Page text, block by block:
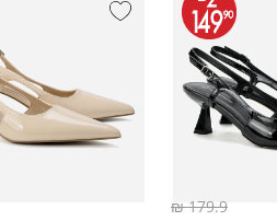
179.9 ₪